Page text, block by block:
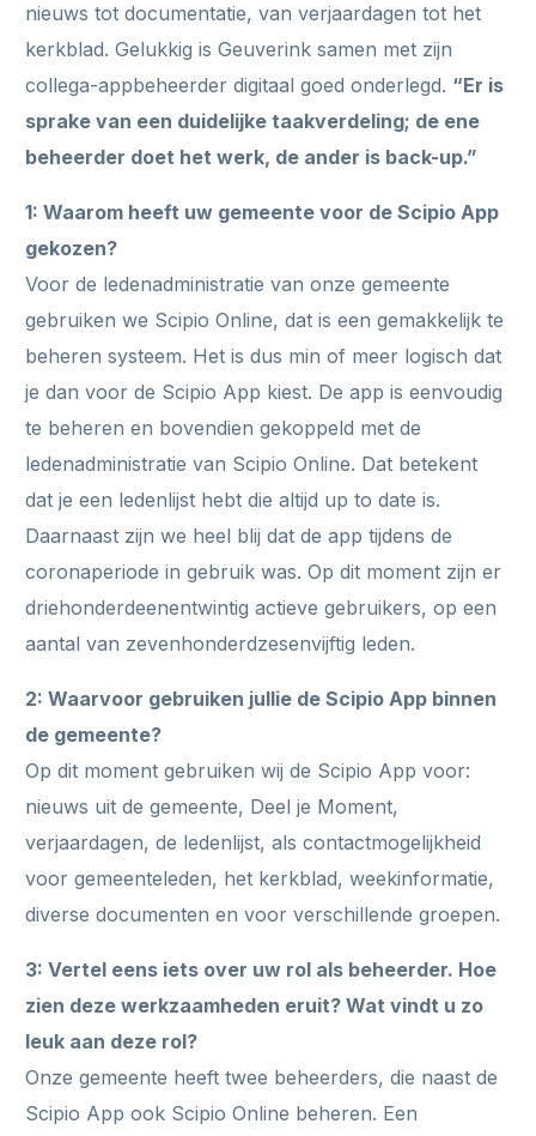
nieuws tot documentatie, van verjaardagen tot het
kerkblad. Gelukkig is Geuverink samen met zijn
collega-appbeheerder digitaal goed onderlegd. “Er is
sprake van een duidelijke taakverdeling; de ene
beheerder doet het werk, de ander is back-up.”
1: Waarom heeft uw gemeente voor de Scipio App
gekozen?
Voor de ledenadministratie van onze gemeente
gebruiken we Scipio Online, dat is een gemakkelijk te
beheren systeem. Het is dus min of meer logisch dat
je dan voor de Scipio App kiest. De app is eenvoudig
te beheren en bovendien gekoppeld met de
ledenadministratie van Scipio Online. Dat betekent
dat je een ledenlijst hebt die altijd up to date is.
Daarnaast zijn we heel blij dat de app tijdens de
coronaperiode in gebruik was. Op dit moment zijn er
driehonderdeenentwintig actieve gebruikers, op een
aantal van zevenhonderdzesenvijftig leden.
2: Waarvoor gebruiken jullie de Scipio App binnen
de gemeente?
Op dit moment gebruiken wij de Scipio App voor:
nieuws uit de gemeente, Deel je Moment,
verjaardagen, de ledenlijst, als contactmogelijkheid
voor gemeenteleden, het kerkblad, weekinformatie,
diverse documenten en voor verschillende groepen.
3: Vertel eens iets over uw rol als beheerder. Hoe
zien deze werkzaamheden eruit? Wat vindt u zo
leuk aan deze rol?
Onze gemeente heeft twee beheerders, die naast de
Scipio App ook Scipio Online beheren. Een